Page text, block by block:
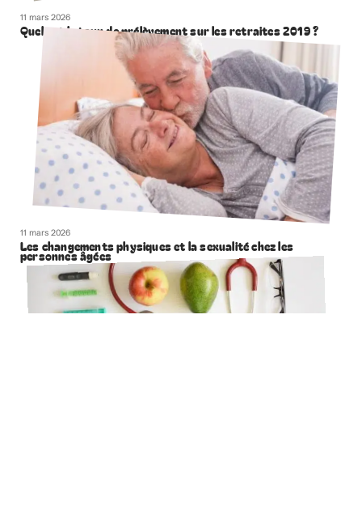
11 mars 2026
Quel est le taux de prélèvement sur les retraites 2019 ?
11 mars 2026
Les changements physiques et la sexualité chez les
personnes âgées